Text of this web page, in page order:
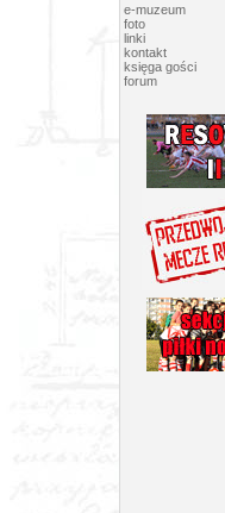
e-muzeum
foto
linki
kontakt
księga gości
forum